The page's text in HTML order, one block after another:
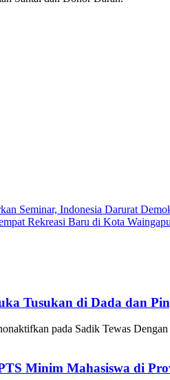
Seminar, Indonesia Darurat
Rekreasi Baru di Kota Waingapu
Tusukan di Dada dan
pada Sadik Tewas
Minim Mahasiswa di